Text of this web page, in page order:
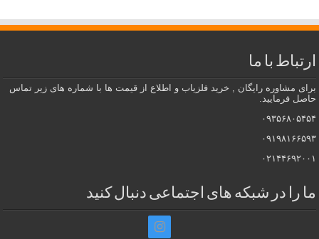
ارتباط با ما
برای مشاوره رایگان , خرید فلزیاب و اطلاع از قیمت ها با شماره های زیر تماس
حاصل فرمایید.
۰۹۳۵۶۸۰۵۴۵۴
۰۹۱۹۸۱۶۶۵۹۳
۰۲۱۴۴۶۹۲۰۰۱
ما را در شبکه های اجتماعی دنبال کنید